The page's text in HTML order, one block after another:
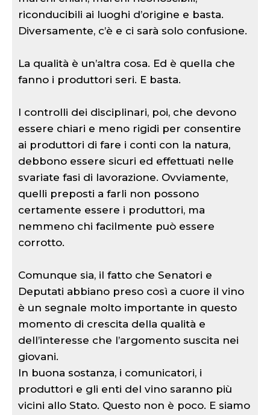
riconducibili ai luoghi d’origine e basta.
Diversamente, c’è e ci sarà solo confusione.
La qualità è un’altra cosa. Ed è quella che
fanno i produttori seri. E basta.
I controlli dei disciplinari, poi, che devono
essere chiari e meno rigidi per consentire
ai produttori di fare i conti con la natura,
debbono essere sicuri ed effettuati nelle
svariate fasi di lavorazione. Ovviamente,
quelli preposti a farli non possono
certamente essere i produttori, ma
nemmeno chi facilmente può essere
corrotto.
Comunque sia, il fatto che Senatori e
Deputati abbiano preso così a cuore il vino
è un segnale molto importante in questo
momento di crescita della qualità e
dell’interesse che l’argomento suscita nei
giovani.
In buona sostanza, i comunicatori, i
produttori e gli enti del vino saranno più
vicini allo Stato. Questo non è poco. E siamo